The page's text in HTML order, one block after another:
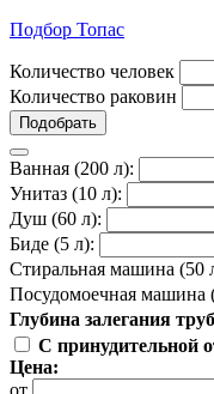
Подбор Топас
Количество человек
Количество раковин
Подобрать
Ванная (200 л):
Унитаз (10 л):
Душ (60 л):
Биде (5 л):
Стиральная машина (50
Посудомоечная машина
Глубина залегания
С принудительной
Цена:
от